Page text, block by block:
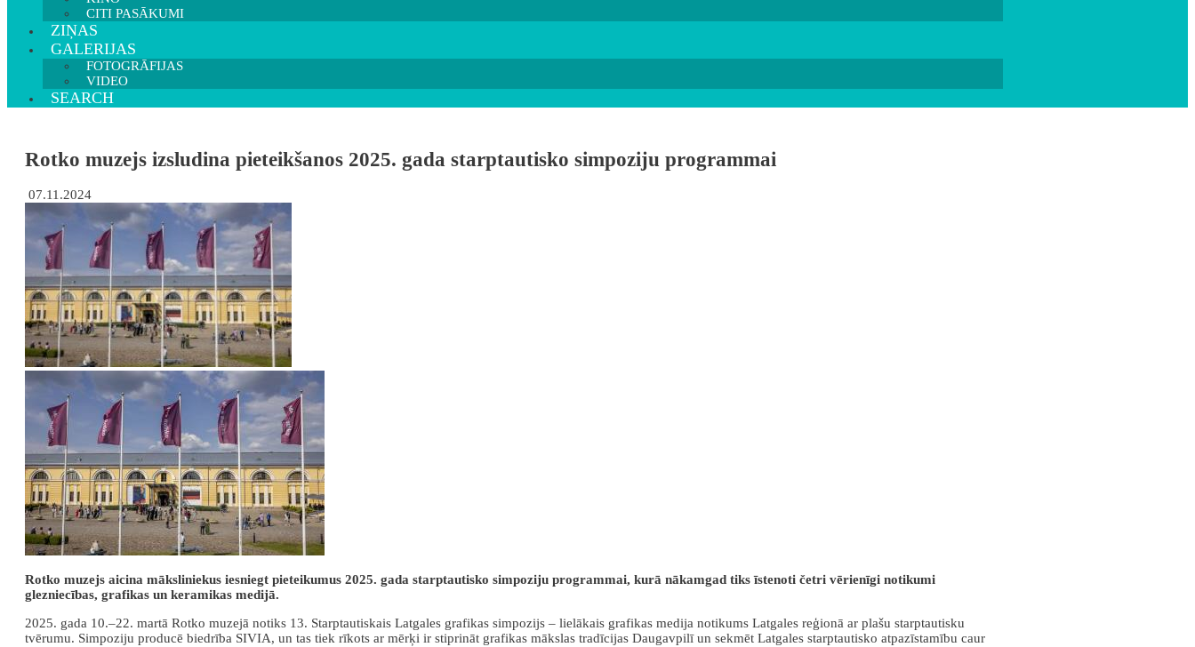
CITI PASĀKUMI
ZIŅAS
GALERIJAS
FOTOGRĀFIJAS
VIDEO
SEARCH
Rotko muzejs izsludina pieteikšanos 2025. gada starptautisko simpoziju programmai
07.11.2024
Rotko muzejs aicina māksliniekus iesniegt pieteikumus 2025. gada starptautisko simpoziju programmai, kurā nākamgad tiks īstenoti četri vērienīgi notikumi
glezniecības, grafikas un keramikas medijā.
2025. gada 10.–22. martā Rotko muzejā notiks 13. Starptautiskais Latgales grafikas simpozijs – lielākais grafikas medija notikums Latgales reģionā ar plašu starptautisku
tvērumu. Simpoziju producē biedrība SIVIA, un tas tiek rīkots ar mērķi ir stiprināt grafikas mākslas tradīcijas Daugavpilī un sekmēt Latgales starptautisko atpazīstamību caur